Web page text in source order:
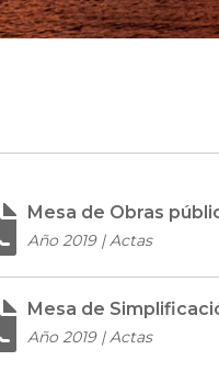
Mesa de Obras
Año 2019 | Actas
Mesa de
Año 2019 | Actas